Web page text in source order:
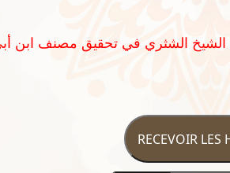
RECEVOIR LES